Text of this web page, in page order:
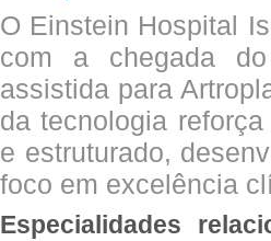
O Einstein Hospital
com a chegada
assistida para
da tecnologia
e estruturado,
foco em excelência
Especialidades